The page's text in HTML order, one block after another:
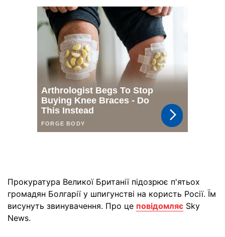
Прокуратура Великої Британії підозрює п'ятьох
громадян Болгарії у шпигунстві на користь Росії. Їм
висунуть звинувачення. Про це повідомляє Sky
News.